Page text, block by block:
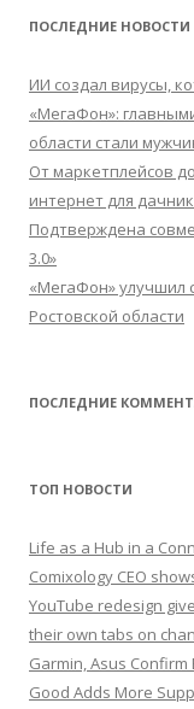
ПОСЛЕДНИЕ НОВОСТИ
ИИ создал вирусы,
«МегаФон»:
области стали
От маркетплейсов
интернет для
Подтверждена
3.0»
«МегаФон» улучшил
Ростовской области
ПОСЛЕДНИЕ
ТОП НОВОСТИ
Life as a Hub in a
Comixology CEO
YouTube redesign
their own tabs on
Garmin, Asus Confirm
Good Adds More